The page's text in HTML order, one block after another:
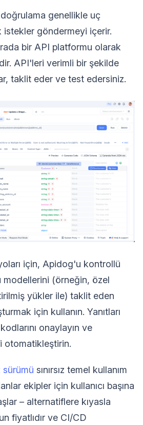
genellikle uç
istekler göndermeyi içerir.
bir API platformu olarak
API'leri verimli bir şekilde
taklit eder ve test edersiniz.
için, Apidog'u kontrollü
modellerini (örneğin, özel
yükler ile) taklit eden
için kullanın. Yanıtları
onaylayın ve
otomatikleştirin.
sınırsız temel kullanım
ekipler için kullanıcı başına
– alternatiflere kıyasla
fiyatlıdır ve CI/CD